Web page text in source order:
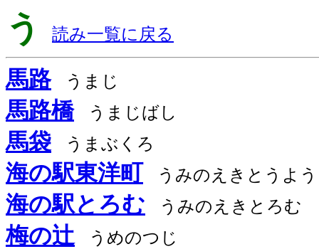
う 読み一覧に戻る
馬路 うまじ
馬路橋 うまじばし
馬袋 うまぶくろ
海の駅東洋町 うみのえきとうよ
海の駅とろむ うみのえきとろむ
梅の辻 うめのつじ